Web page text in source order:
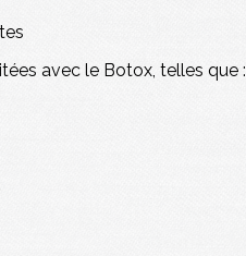
avec le Botox, telles que :